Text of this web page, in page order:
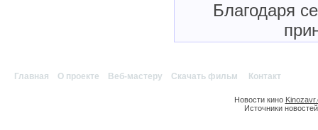
Благодаря
Главная О проекте Веб-мастеру Скачать фильм Контакт
Новости кино
Источники